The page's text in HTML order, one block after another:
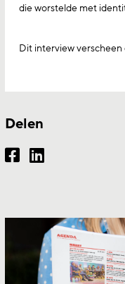
die worstelde met
Dit interview
Delen